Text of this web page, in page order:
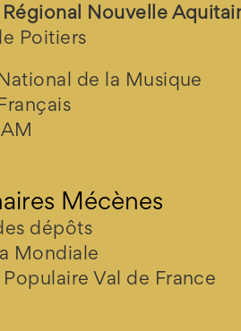
Nouvelle
Poitiers
de la Musique
Mécènes
dépôts
Mondiale
Val de France